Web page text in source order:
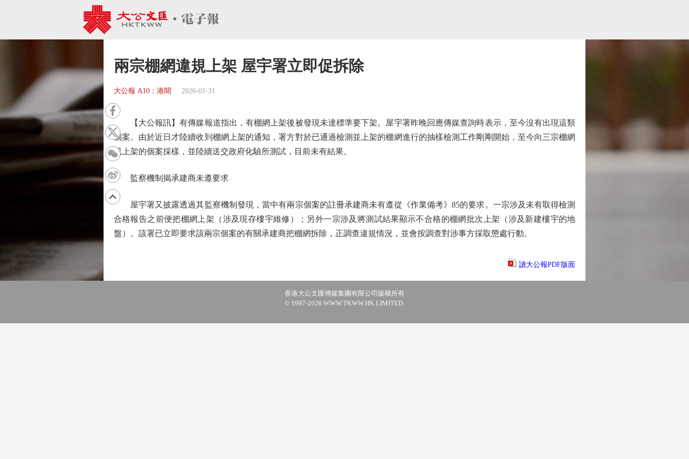
兩宗棚網違規上架 屋宇署立即促拆除
大公報 A10：港聞 2026-01-31
【大公報訊】有傳媒報道指出，有棚網上架後被發現未達標準要下架。屋宇署昨晚回應傳媒查詢時表示，至今沒有出現這類
個案。由於近日才陸續收到棚網上架的通知，署方對於已通過檢測並上架的棚網進行的抽樣檢測工作剛剛開始，至今向三宗棚網
已上架的個案採樣，並陸續送交政府化驗所測試，目前未有結果。
監察機制揭承建商未遵要求
屋宇署又披露透過其監察機制發現，當中有兩宗個案的註冊承建商未有遵從《作業備考》85的要求。一宗涉及未有取得檢測
合格報告之前便把棚網上架（涉及現存樓宇維修）；另外一宗涉及將測試結果顯示不合格的棚網批次上架（涉及新建樓宇的地
盤）。該署已立即要求該兩宗個案的有關承建商把棚網拆除，正調查違規情況，並會按調查對涉事方採取懲處行動。
讀大公報PDF版面
香港大公文匯傳媒集團有限公司版權所有
© 1997-2026 WWW.TKWW.HK LIMITED.